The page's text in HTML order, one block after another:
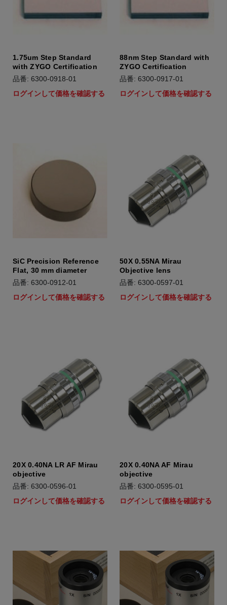
1.75um Step Standard
with ZYGO Certification
品番: 6300-0918-01
ログインして価格を確認する
88nm Step Standard with
ZYGO Certification
品番: 6300-0917-01
ログインして価格を確認する
SiC Precision Reference
Flat, 30 mm diameter
品番: 6300-0912-01
ログインして価格を確認する
50X 0.55NA Mirau
Objective lens
品番: 6300-0597-01
ログインして価格を確認する
20X 0.40NA LR AF Mirau
objective
品番: 6300-0596-01
ログインして価格を確認する
20X 0.40NA AF Mirau
objective
品番: 6300-0595-01
ログインして価格を確認する